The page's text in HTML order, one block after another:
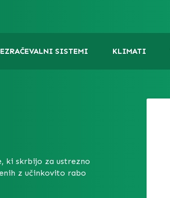
SISTEMI KLIMATI
ki skrbijo za ustrezno
z učinkovito rabo